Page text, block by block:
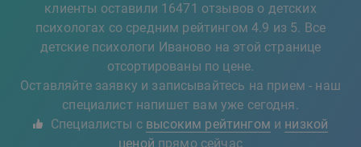
клиенты оставили 16471 отзывов о детских
психологах со средним рейтингом 4.9 из 5. Все
детские психологи Иваново на этой странице
отсортированы по цене.
Оставляйте заявку и записывайтесь на прием - наш
специалист напишет вам уже сегодня.
Специалисты с высоким рейтингом и низкой
ценой прямо сейчас